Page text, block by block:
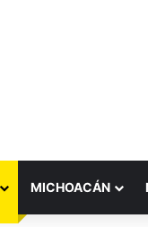
MICHOACÁN